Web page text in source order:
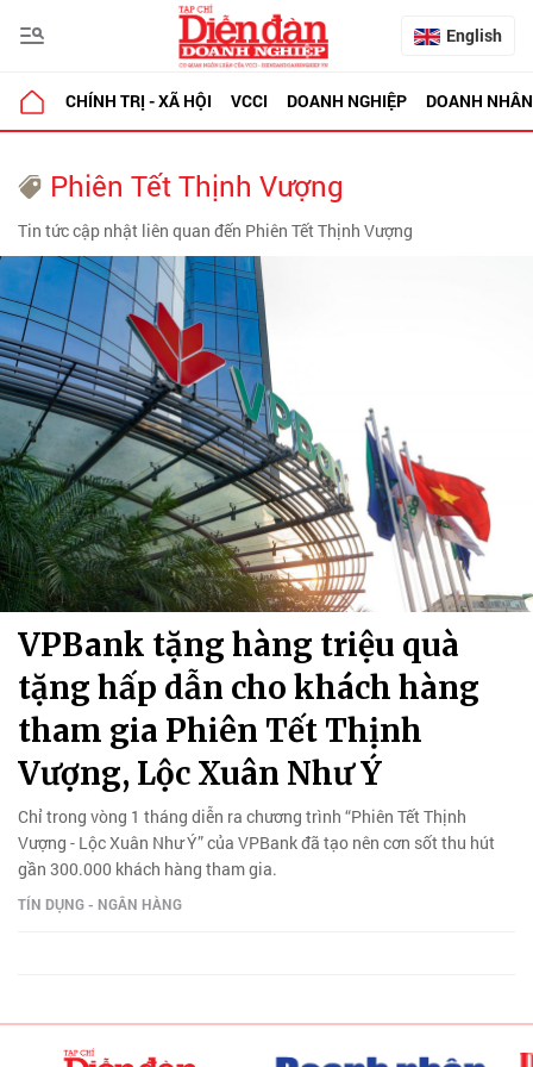
English
CHÍNH TRỊ - XÃ HỘI VCCI DOANH NGHIỆP DOANH NHÂN
Phiên Tết Thịnh Vượng
Tin tức cập nhật liên quan đến Phiên Tết Thịnh Vượng
VPBank tặng hàng triệu quà
tặng hấp dẫn cho khách hàng
tham gia Phiên Tết Thịnh
Vượng, Lộc Xuân Như Ý
Chỉ trong vòng 1 tháng diễn ra chương trình “Phiên Tết Thịnh
Vượng - Lộc Xuân Như Ý” của VPBank đã tạo nên cơn sốt thu hút
gần 300.000 khách hàng tham gia.
TÍN DỤNG - NGÂN HÀNG